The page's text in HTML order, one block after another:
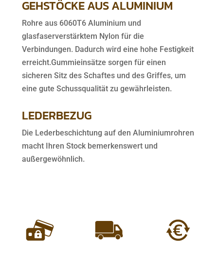
GEHSTÖCKE AUS ALUMINIUM
Rohre aus 6060T6 Aluminium und
glasfaserverstärktem Nylon für die
Verbindungen. Dadurch wird eine hohe Festigkeit
erreicht.Gummieinsätze sorgen für einen
sicheren Sitz des Schaftes und des Griffes, um
eine gute Schussqualität zu gewährleisten.
LEDERBEZUG
Die Lederbeschichtung auf den Aluminiumrohren
macht Ihren Stock bemerkenswert und
außergewöhnlich.